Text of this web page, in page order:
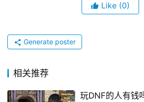
Like (0)
Generate poster
相关推荐
玩DNF的人有钱